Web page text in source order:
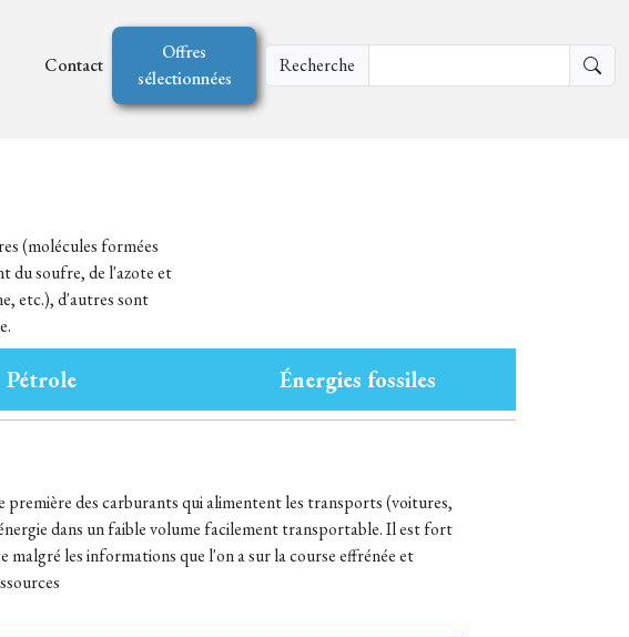
Contact
Offres
sélectionnées
Recherche
(molécules formées
du soufre, de l'azote et
etc.), d'autres sont
Pétrole Énergies fossiles
première des carburants qui alimentent les transports (voitures,
dans un faible volume facilement transportable. Il est fort
les informations que l'on a sur la course effrénée et